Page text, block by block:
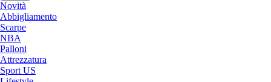
Novità
Abbigliamento
Scarpe
NBA
Palloni
Attrezzatura
Sport US